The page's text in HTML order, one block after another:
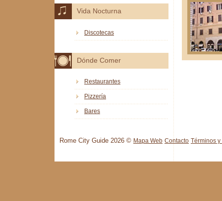
Vida Nocturna
Discotecas
Dónde Comer
Restaurantes
Pizzería
Bares
Rome City Guide 2026 © Mapa Web Contacto Términos